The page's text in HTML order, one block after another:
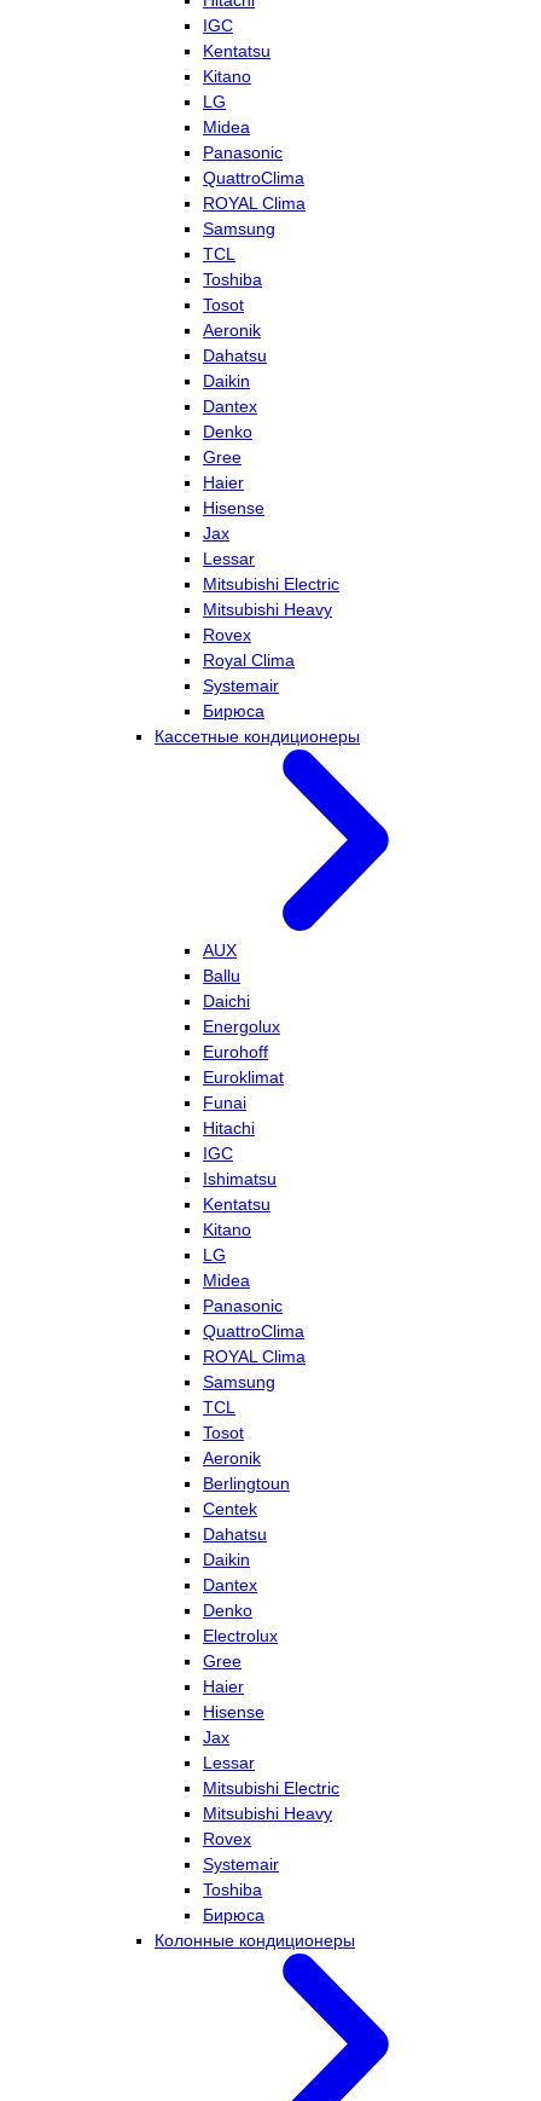
IGC
Kentatsu
Kitano
LG
Midea
Panasonic
QuattroClima
ROYAL Clima
Samsung
TCL
Toshiba
Tosot
Aeronik
Dahatsu
Daikin
Dantex
Denko
Gree
Haier
Hisense
Jax
Lessar
Mitsubishi Electric
Mitsubishi Heavy
Rovex
Royal Clima
Systemair
Бирюса
Кассетные кондиционеры
AUX
Ballu
Daichi
Energolux
Eurohoff
Euroklimat
Funai
Hitachi
IGC
Ishimatsu
Kentatsu
Kitano
LG
Midea
Panasonic
QuattroClima
ROYAL Clima
Samsung
TCL
Tosot
Aeronik
Berlingtoun
Centek
Dahatsu
Daikin
Dantex
Denko
Electrolux
Gree
Haier
Hisense
Jax
Lessar
Mitsubishi Electric
Mitsubishi Heavy
Rovex
Systemair
Toshiba
Бирюса
Колонные кондиционеры